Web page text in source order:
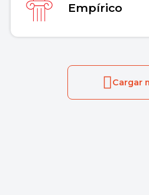
Empírico
Cargar